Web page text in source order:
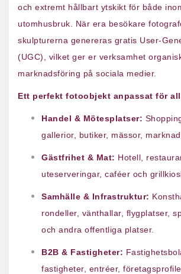
och extremt hållbart ytskikt för både
utomhusbruk. När era besökare
skulpturerna genereras gratis User-
(UGC), vilket ger er verksamhet
marknadsföring på sociala medier.
Ett perfekt fotoobjekt anpassat för
Handel & Mötesplatser:
gallerior, butiker, mässor,
Gästfrihet & Mat: Hotell,
uteserveringar, caféer och
Samhälle & Infrastruktur:
rondeller, vänthallar, flygplatser,
och andra offentliga platser.
B2B & Fastigheter:
fastigheter, entréer,